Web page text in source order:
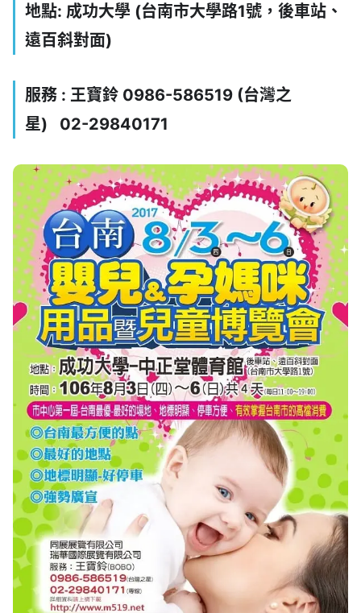
地點: 成功大學 (台南市大學路1號，後車站、
遠百斜對面)
服務 : 王寶鈴 0986-586519 (台灣之
星) 02-29840171